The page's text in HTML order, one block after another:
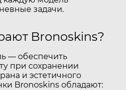
задачи.
Bronoskins?
— обеспечить
при сохранении
и эстетичного
Bronoskins обладают: